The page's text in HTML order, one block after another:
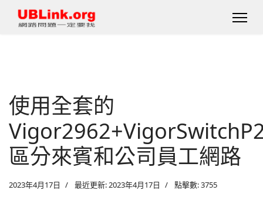
使用全套的
區分來賓和公司員工網路
2023年4月17日 最近更新: 2023年4月17日 點擊數: 3755